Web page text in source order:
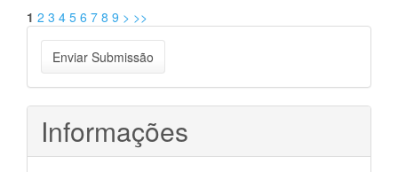
1 2 3 4 5 6 7 8 9 > >>
Enviar
Submissão
Enviar Submissão
Informações